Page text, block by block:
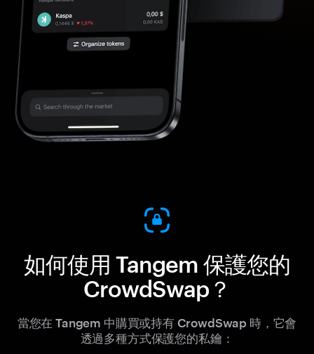
如何使用 Tangem 保護您的
CrowdSwap？
當您在 Tangem 中購買或持有 CrowdSwap 時，它會
透過多種方式保護您的私鑰：